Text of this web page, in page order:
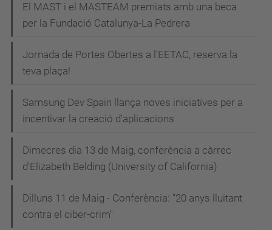
El MAST i el MASTEAM premiats amb una beca
per la Fundació Catalunya-La Pedrera
Jornada de Portes Obertes a l'EETAC, reserva la
teva plaça!
Samsung Dev Spain llança noves iniciatives per a
incentivar la creació d'aplicacions
Dimecres dia 13 de Maig, conferència a càrrec
d'Elizabeth Belding (University of California)
Dilluns 11 de Maig - Conferència: "20 anys lluitant
contra el ciber-crim"